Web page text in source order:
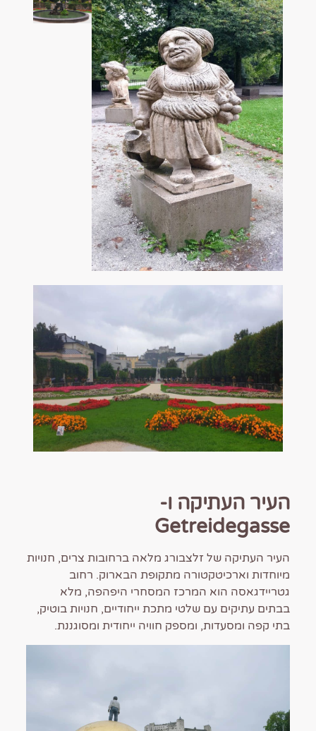
העיר העתיקה ו-
Getreidegasse
העיר העתיקה של זלצבורג מלאה ברחובות צרים, חנויות
מיוחדות וארכיטקטורה מתקופת הבארוק. רחוב
גטריידגאסה הוא המרכז המסחרי היפהפה, מלא
בבתים עתיקים עם שלטי מתכת ייחודיים, חנויות בוטיק,
בתי קפה ומסעדות, ומספק חוויה ייחודית ומסוגננת.